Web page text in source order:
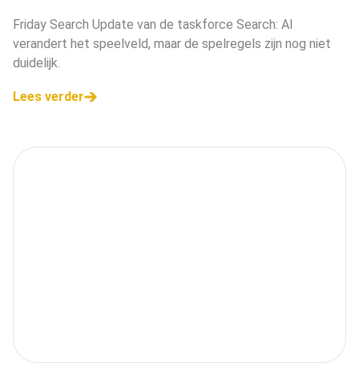
Friday Search Update van de taskforce Search: AI
verandert het speelveld, maar de spelregels zijn nog niet
duidelijk.
Lees verder